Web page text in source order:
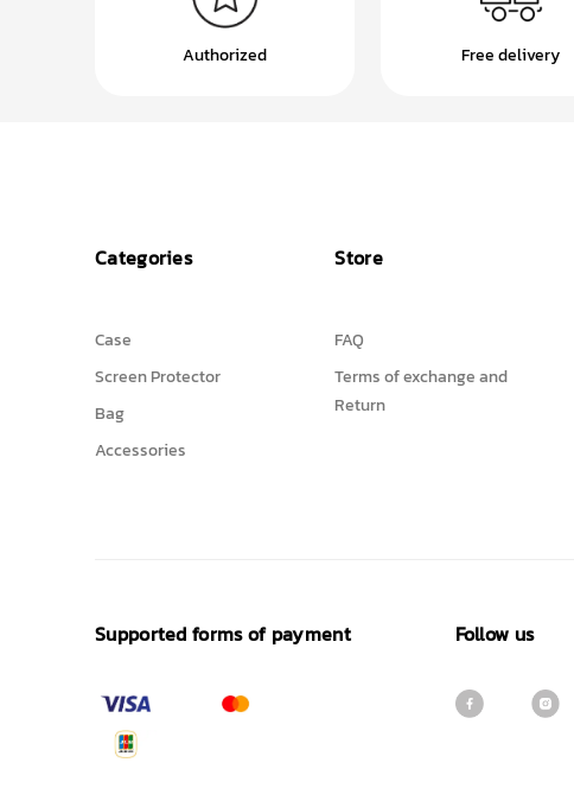
Authorized Free delivery
Categories
Case
Screen Protector
Bag
Accessories
Store
FAQ
Terms of exchange and
Return
Supported forms of payment Follow us